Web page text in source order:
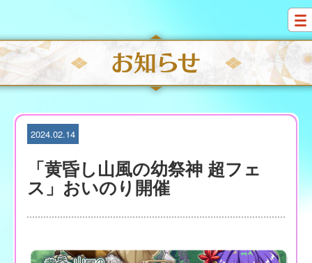
i
p
t
o
c
2024.02.14
「黄昏し山風の幼祭神 超フェ
ス」おいのり開催